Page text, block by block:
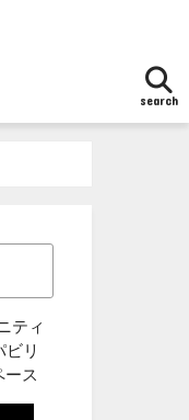
search
ティ
リ
ース